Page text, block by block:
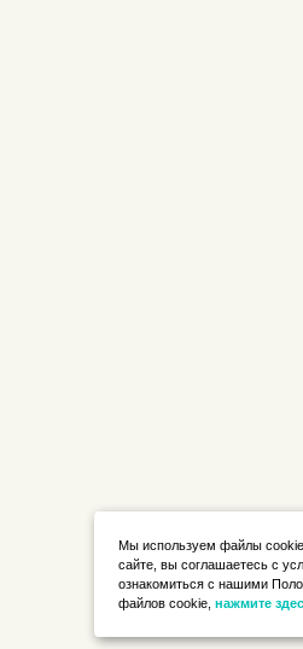
Мы используем файлы
сайте, вы соглашаетесь с
ознакомиться с нашими
файлов cookie, нажмите